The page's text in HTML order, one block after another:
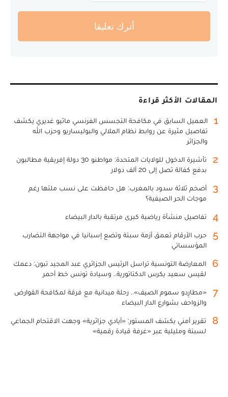
أترك تعليقا
المقالات الأكثر قراءة
1
العميل السابق في مكافحة التجسس الفرنسي ماثيو غديري يكشف
تفاصيل مثيرة عن روابط نظام الملالي والبوليساريو وحزب الله
والجزائر
2
تأشيرة الدخول للولايات المتحدة: مواطنو 30 دولة إفريقية مطالبون
بدفع كفالة تصل إلى 20 ألف دولار
3
أضخم ثلاثة سدود بالمغرب: هل حافظت على نسب ملئها رغم
موجات الحر الصيفية؟
4 تفاصيل منشأة رياضية كبرى مرتقبة بالدار البيضاء
5
حرب الأرقام تعمق أزمة سبتة وتضع إسبانيا في مواجهة التضارب
المؤسساتي
6
المعارضة التونسية تراسل الرئيس الجزائري عبد المجيد تبون: دعمك
لقيس سعيد يكرس الدكتاتورية.. وسيادة تونس خط أحمر
7
«مطارِدو سموم الصيف».. رحلة ميدانية مع فرقة لمكافحة القوارض
والزواحف بشوارع الدار البيضاء
8
تقرير أمني يكشف المستور: «أيادي جزائرية» وجهت الاقتحام الجماعي
لسبتة ومليلية عبر «غرفة قيادة رقمية»